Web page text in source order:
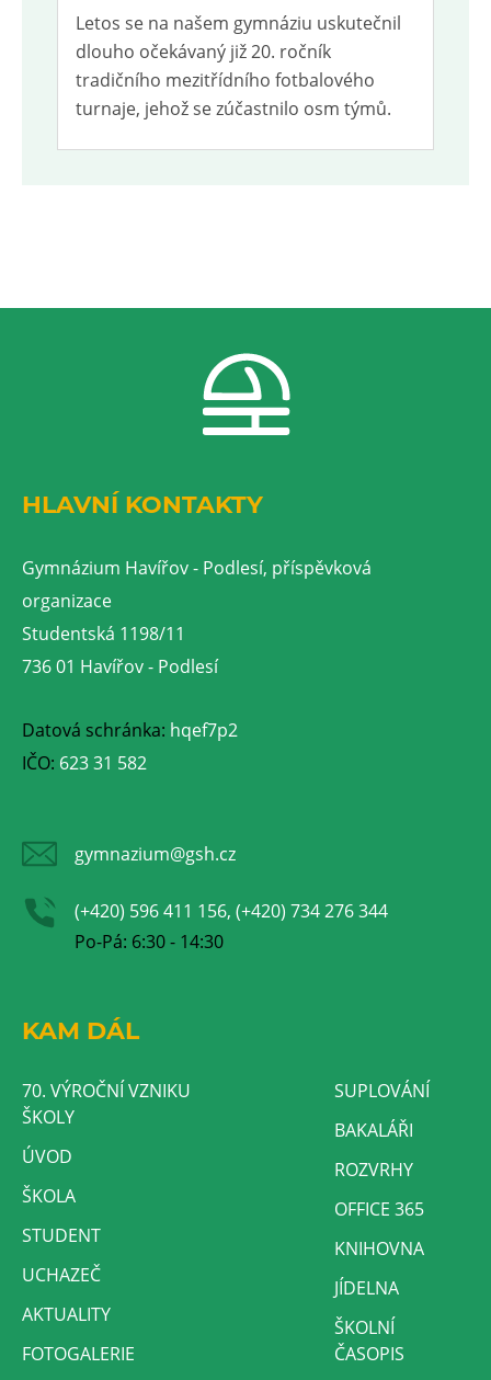
Letos se na našem gymnáziu uskutečnil
dlouho očekávaný již 20. ročník
tradičního mezitřídního fotbalového
turnaje, jehož se zúčastnilo osm týmů.
HLAVNÍ KONTAKTY
Gymnázium Havířov - Podlesí, příspěvková
organizace
Studentská 1198/11
736 01 Havířov - Podlesí
Datová schránka: hqef7p2
IČO: 623 31 582
gymnazium@gsh.cz
(+420) 596 411 156, (+420) 734 276 344
Po-Pá: 6:30 - 14:30
KAM DÁL
70. VÝROČNÍ VZNIKU
ŠKOLY
ÚVOD
ŠKOLA
STUDENT
UCHAZEČ
AKTUALITY
FOTOGALERIE
SUPLOVÁNÍ
BAKALÁŘI
ROZVRHY
OFFICE 365
KNIHOVNA
JÍDELNA
ŠKOLNÍ
ČASOPIS